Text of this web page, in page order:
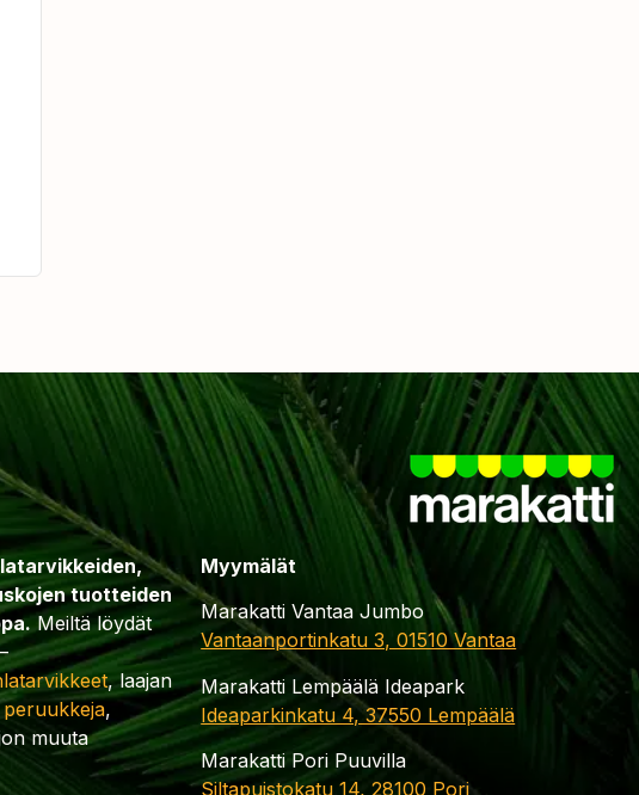
tuotteiden
Meiltä löydät
, laajan
peruukkeja,
muuta
Myymälät
Marakatti Vantaa Jumbo
Vantaanportinkatu 3, 01510 Vantaa
Marakatti Lempäälä Ideapark
Ideaparkinkatu 4, 37550 Lempäälä
Marakatti Pori Puuvilla
Siltapuistokatu 14, 28100 Pori